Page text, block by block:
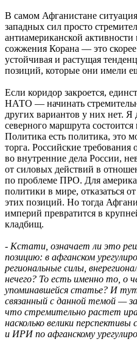
В самом Афганистане
западных сил просто
антиамериканской активности
сожжения Корана — это скорее
устойчивая и растущая
позиций, которые они имели
Если коридор закроется,
НАТО — начинать
других вариантов у них нет.
северного маршрута
Политика есть политика, это
торга. Российские требования
во внутренние дела России,
от силовых действий в
по проблеме ПРО. Для
политики в мире, отказаться
этих позиций. Но тогда
империй превратится в
кладбищ.
- Кстати, означает ли это
позицию: в афганском
региональные силы,
нечего? То есть именно то, о
упоминавшейся статье? И
связанный с данной темой —
что стремительно растет
насколько велики
и ИРИ по афганскому